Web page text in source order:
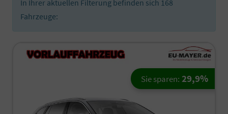
In Ihrer aktuellen Filterung befinden sich 168
Fahrzeuge:
Sie sparen: 29,9%